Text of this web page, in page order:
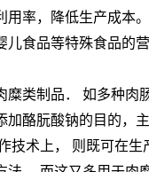
率，降低生产成本
食品等特殊食品的营
类制品． 如多种
加酪朊酸钠的目的，
技术上， 则既可在